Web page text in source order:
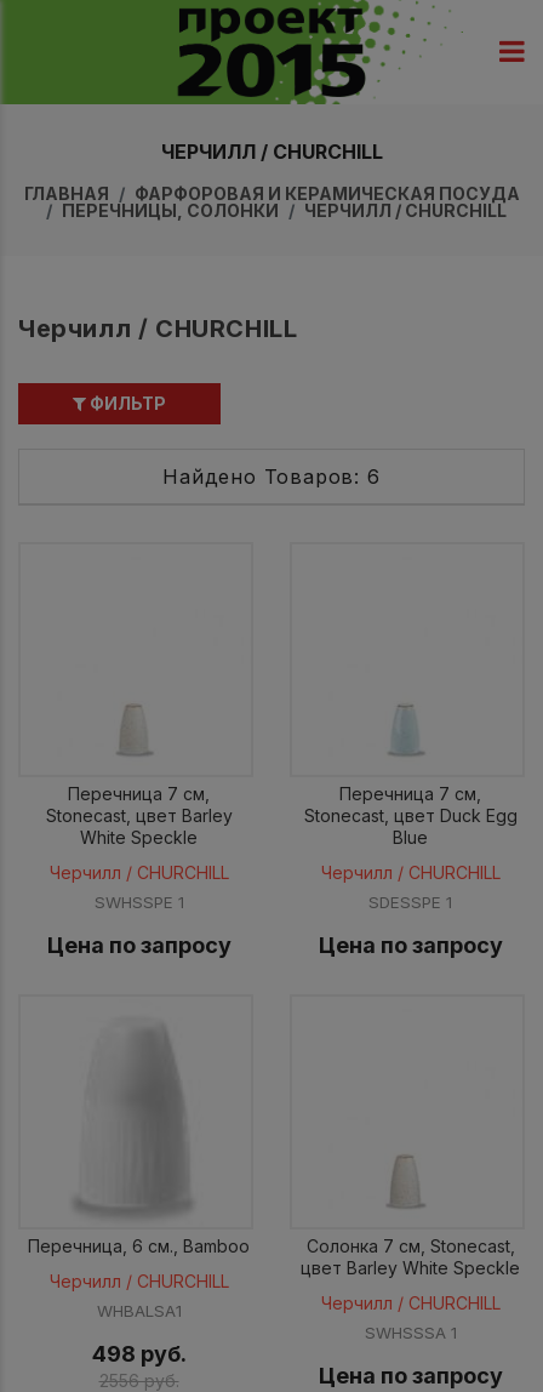
ЧЕРЧИЛЛ / CHURCHILL
ГЛАВНАЯ
ФАРФОРОВАЯ И КЕРАМИЧЕСКАЯ ПОСУДА
ПЕРЕЧНИЦЫ, СОЛОНКИ
ЧЕРЧИЛЛ / CHURCHILL
Черчилл / CHURCHILL
ФИЛЬТР
Найдено Товаров: 6
Перечница 7 см,
Stonecast, цвет Barley
White Speckle
Черчилл / CHURCHILL
SWHSSPE 1
Цена по запросу
Перечница 7 см,
Stonecast, цвет Duck Egg
Blue
Черчилл / CHURCHILL
SDESSPE 1
Цена по запросу
Перечница, 6 см., Bamboo
Черчилл / CHURCHILL
WHBALSA1
498 руб.
2556 руб.
Солонка 7 см, Stonecast,
цвет Barley White Speckle
Черчилл / CHURCHILL
SWHSSSA 1
Цена по запросу